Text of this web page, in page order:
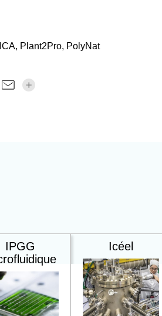
Plant2Pro, PolyNat
IPGG
Icéel